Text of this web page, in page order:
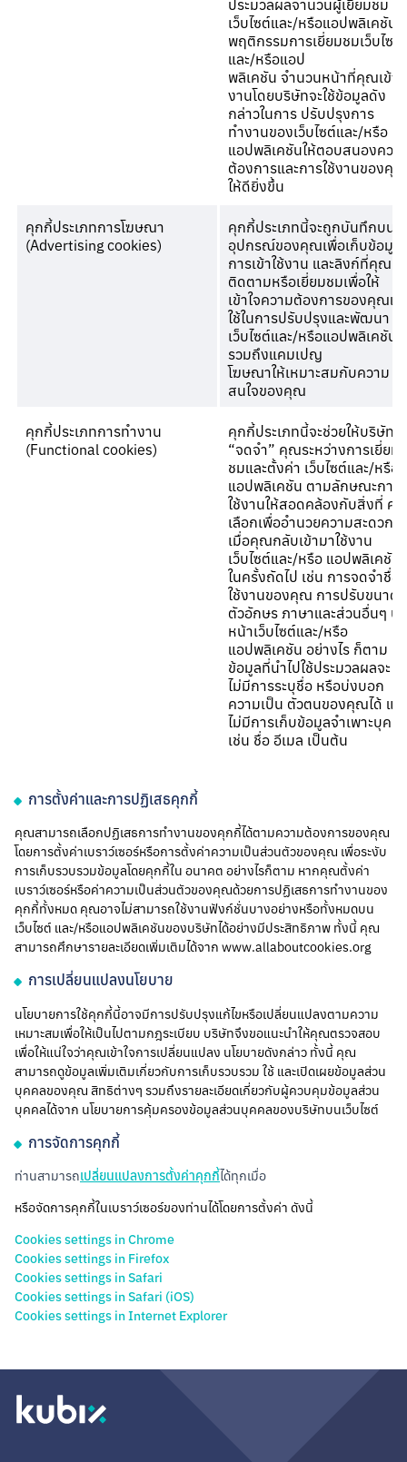
ประมวลผลจำนวนผู้เยี่ยมชม
เว็บไซต์และ/หรือแอปพลิเคชัน
พฤติกรรมการเยี่ยมชมเว็บไซต์
และ/หรือแอป
พลิเคชัน จำนวนหน้าที่คุณเข้าใ
งานโดยบริษัทจะใช้ข้อมูลดัง
กล่าวในการ ปรับปรุงการ
ทำงานของเว็บไซต์และ/หรือ
แอปพลิเคชันให้ตอบสนองควา
ต้องการและการใช้งานของคุณ
ให้ดียิ่งขึ้น
คุกกี้ประเภทการโฆษณา
(Advertising cookies)
คุกกี้ประเภทนี้จะถูกบันทึกบน
อุปกรณ์ของคุณเพื่อเก็บข้อมูล
การเข้าใช้งาน และลิงก์ที่คุณ
ติดตามหรือเยี่ยมชมเพื่อให้
เข้าใจความต้องการของคุณแล
ใช้ในการปรับปรุงและพัฒนา
เว็บไซต์และ/หรือแอปพลิเคชัน
รวมถึงแคมเปญ
โฆษณาให้เหมาะสมกับความ
สนใจของคุณ
คุกกี้ประเภทการทำงาน
(Functional cookies)
คุกกี้ประเภทนี้จะช่วยให้บริษัท
“จดจำ” คุณระหว่างการเยี่ยม
ชมและตั้งค่า เว็บไซต์และ/หรือ
แอปพลิเคชัน ตามลักษณะการ
ใช้งานให้สอดคล้องกับสิ่งที่ คุ
เลือกเพื่ออำนวยความสะดวก
เมื่อคุณกลับเข้ามาใช้งาน
เว็บไซต์และ/หรือ แอปพลิเคชัน
ในครั้งถัดไป เช่น การจดจำชื่อ
ใช้งานของคุณ การปรับขนาด
ตัวอักษร ภาษาและส่วนอื่นๆ บ
หน้าเว็บไซต์และ/หรือ
แอปพลิเคชัน อย่างไร ก็ตาม
ข้อมูลที่นำไปใช้ประมวลผลจะ
ไม่มีการระบุชื่อ หรือบ่งบอก
ความเป็น ตัวตนของคุณได้ และ
ไม่มีการเก็บข้อมูลจำเพาะบุคค
เช่น ชื่อ อีเมล เป็นต้น
การตั้งค่าและการปฏิเสธคุกกี้
คุณสามารถเลือกปฏิเสธการทำงานของคุกกี้ได้ตามความต้องการของคุณ
โดยการตั้งค่าเบราว์เซอร์หรือการตั้งค่าความเป็นส่วนตัวของคุณ เพื่อระงับ
การเก็บรวบรวมข้อมูลโดยคุกกี้ใน อนาคต อย่างไรก็ตาม หากคุณตั้งค่า
เบราว์เซอร์หรือค่าความเป็นส่วนตัวของคุณด้วยการปฏิเสธการทำงานของ
คุกกี้ทั้งหมด คุณอาจไม่สามารถใช้งานฟังก์ชั่นบางอย่างหรือทั้งหมดบน
เว็บไซต์ และ/หรือแอปพลิเคชันของบริษัทได้อย่างมีประสิทธิภาพ ทั้งนี้ คุณ
สามารถศึกษารายละเอียดเพิ่มเติมได้จาก www.allaboutcookies.org
การเปลี่ยนแปลงนโยบาย
นโยบายการใช้คุกกี้นี้อาจมีการปรับปรุงแก้ไขหรือเปลี่ยนแปลงตามความ
เหมาะสมเพื่อให้เป็นไปตามกฎระเบียบ บริษัทจึงขอแนะนำให้คุณตรวจสอบ
เพื่อให้แน่ใจว่าคุณเข้าใจการเปลี่ยนแปลง นโยบายดังกล่าว ทั้งนี้ คุณ
สามารถดูข้อมูลเพิ่มเติมเกี่ยวกับการเก็บรวบรวม ใช้ และเปิดเผยข้อมูลส่วน
บุคคลของคุณ สิทธิต่างๆ รวมถึงรายละเอียดเกี่ยวกับผู้ควบคุมข้อมูลส่วน
บุคคลได้จาก นโยบายการคุ้มครองข้อมูลส่วนบุคคลของบริษัทบนเว็บไซต์
การจัดการคุกกี้
ท่านสามารถเปลี่ยนแปลงการตั้งค่าคุกกี้ได้ทุกเมื่อ
หรือจัดการคุกกี้ในเบราว์เซอร์ของท่านได้โดยการตั้งค่า ดังนี้
Cookies settings in Chrome
Cookies settings in Firefox
Cookies settings in Safari
Cookies settings in Safari (iOS)
Cookies settings in Internet Explorer